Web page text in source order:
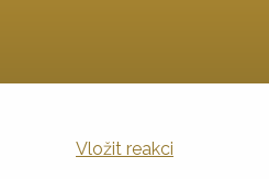
Vložit reakci